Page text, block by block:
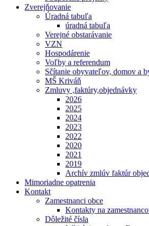
Zverejňovanie
Úradná tabuľa
úradná tabuľa
Verejné obstarávanie
VZN
Hospodárenie
Voľby a referendum
Sčítanie obyvateľov, domov a
MŠ Kriváň
Zmluvy ,faktúry,objednávky
2026
2025
2024
2023
2022
2020
2021
2019
Archív zmlúv faktúr
Mimoriadne opatrenia
Kontakt
Zamestnanci obce
Kontakty na
Dôležité čísla